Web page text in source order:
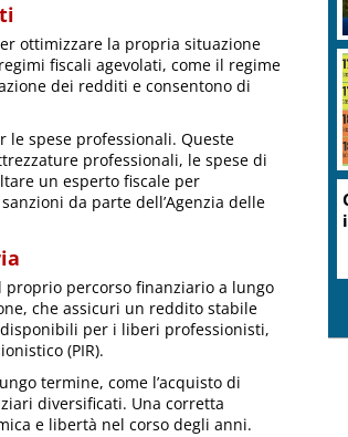
ottimizzare la propria situazione
fiscali agevolati, come il regime
dei redditi e consentono di
spese professionali. Queste
professionali, le spese di
un esperto fiscale per
da parte dell’Agenzia delle
percorso finanziario a lungo
che assicuri un reddito stabile
per i liberi professionisti,
(PIR).
termine, come l’acquisto di
diversificati. Una corretta
e libertà nel corso degli anni.